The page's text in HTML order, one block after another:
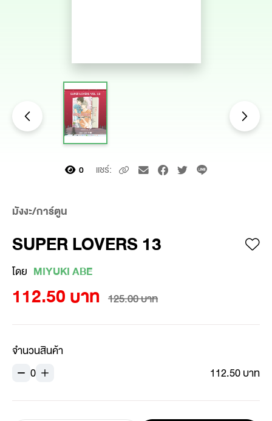
0 แชร์:
มังงะ/การ์ตูน
SUPER LOVERS 13
โดย MIYUKI ABE
112.50 บาท 125.00 บาท
จำนวนสินค้า
0
112.50 บาท